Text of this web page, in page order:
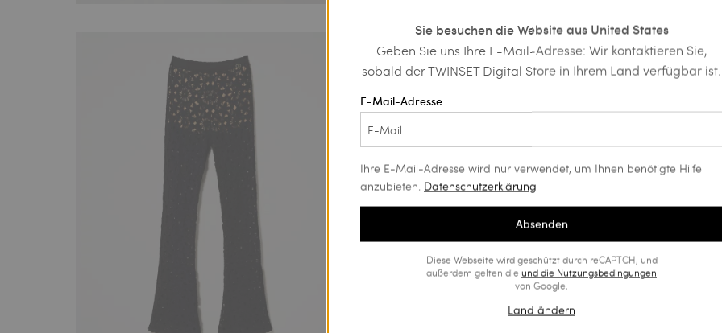
Sie besuchen die Website aus United States
Geben Sie uns Ihre E-Mail-Adresse: Wir kontaktieren Sie,
sobald der TWINSET Digital Store in Ihrem Land verfügbar ist.
E-Mail-Adresse
Ihre E-Mail-Adresse wird nur verwendet, um Ihnen benötigte Hilfe
anzubieten. Datenschutzerklärung
Absenden
Diese Webseite wird geschützt durch reCAPTCH, und
außerdem gelten die und die Nutzungsbedingungen
von Google.
Land ändern